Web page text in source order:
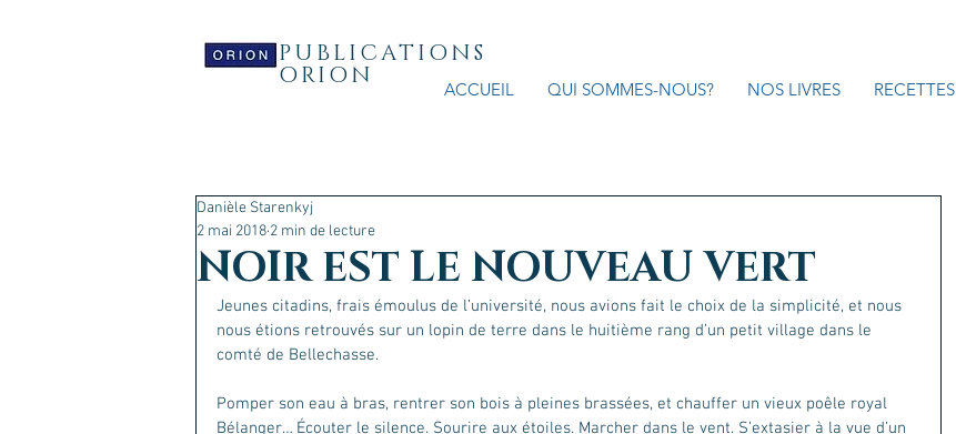
PUBLICATIONS
ORION ACCUEIL QUI SOMMES-NOUS? NOS LIVRES RECETTES
NOIR EST LE NOUVEAU VERT
Danièle Starenkyj
2 mai 2018 2 min de lecture
Jeunes citadins, frais émoulus de l’université, nous avions fait le choix de la simplicité, et nous
nous étions retrouvés sur un lopin de terre dans le huitième rang d’un petit village dans le
comté de Bellechasse.
Pomper son eau à bras, rentrer son bois à pleines brassées, et chauffer un vieux poêle royal
Bélanger… Écouter le silence. Sourire aux étoiles. Marcher dans le vent. S’extasier à la vue d’un